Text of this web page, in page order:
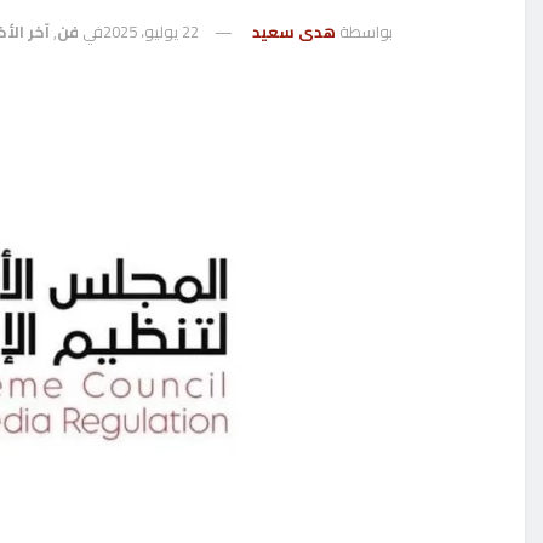
بواسطة هدى سعيد 22 يوليو، 2025 في فن,آخر